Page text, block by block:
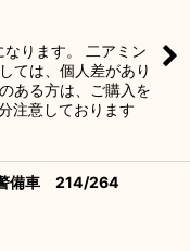
ります。 二アミン
ては、個人差があり
ある方は、ご購入を
注意しております
警備車 214/264